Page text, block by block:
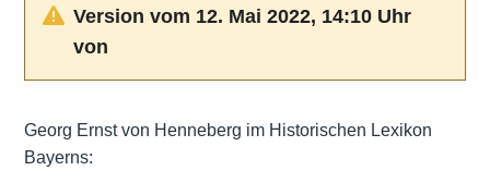
Version vom 12. Mai 2022, 14:10 Uhr
von
Georg Ernst von Henneberg im Historischen Lexikon
Bayerns: